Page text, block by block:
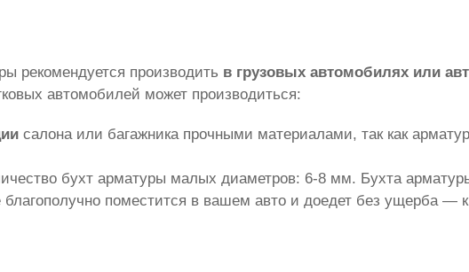
рекомендуется производить в грузовых автомобилях или
автомобилей может производиться:
салона или багажника прочными материалами, так как
бухт арматуры малых диаметров: 6-8 мм. Бухта
благополучно поместится в вашем авто и доедет без ущерба —